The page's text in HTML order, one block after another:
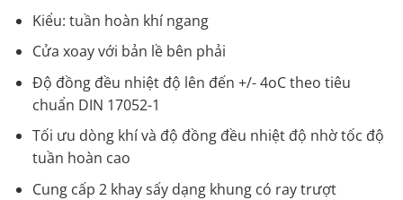
Kiểu: tuần hoàn khí ngang
Cửa xoay với bản lề bên phải
Độ đồng đều nhiệt độ lên đến +/- 4oC theo tiêu
chuẩn DIN 17052-1
Tối ưu dòng khí và độ đồng đều nhiệt độ nhờ tốc độ
tuần hoàn cao
Cung cấp 2 khay sấy dạng khung có ray trượt